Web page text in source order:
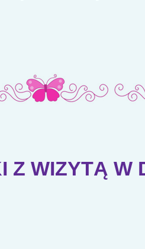
Z WIZYTĄ W